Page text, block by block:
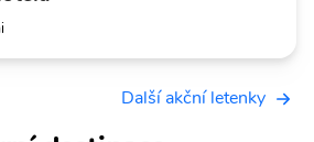
Další akční letenky